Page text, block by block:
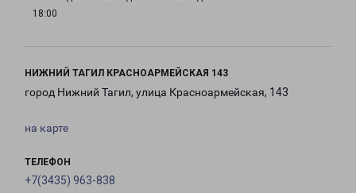
18:00
НИЖНИЙ ТАГИЛ КРАСНОАРМЕЙСКАЯ 143
город Нижний Тагил, улица Красноармейская, 143
на карте
ТЕЛЕФОН
+7(3435) 963-838